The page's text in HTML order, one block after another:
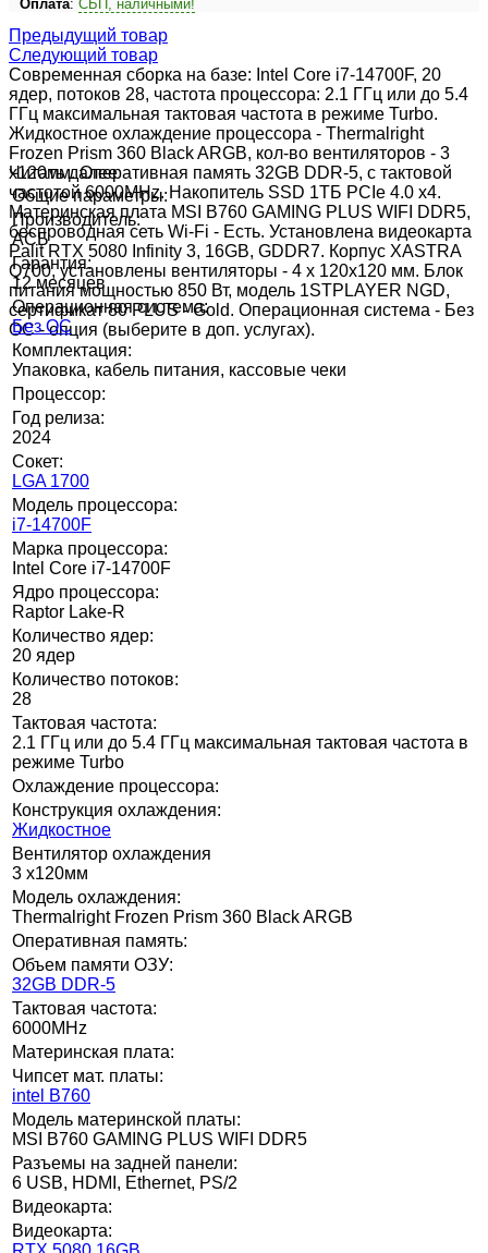
Оплата: СБП, наличными!
Предыдущий товар
Следующий товар
Современная сборка на базе: Intel Core i7-14700F, 20
ядер, потоков 28, частота процессора: 2.1 ГГц или до 5.4
ГГц максимальная тактовая частота в режиме Turbo.
Жидкостное охлаждение процессора - Thermalright
Frozen Prism 360 Black ARGB, кол-во вентиляторов - 3
x120мм. Оперативная память 32GB DDR-5, с тактовой
частотой 6000MHz. Накопитель SSD 1ТБ PCIe 4.0 x4.
Материнская плата MSI B760 GAMING PLUS WIFI DDR5,
беспроводная сеть Wi-Fi - Есть. Установлена видеокарта
Palit RTX 5080 Infinity 3, 16GB, GDDR7. Корпус XASTRA
Q700, установлены вентиляторы - 4 x 120x120 мм. Блок
питания мощностью 850 Вт, модель 1STPLAYER NGD,
сертификат 80 PLUS - Gold. Операционная система - Без
ОС - опция (выберите в доп. услугах).
Читать далее
Общие параметры:
Производитель:
АСБ
Гарантия:
12 месяцев
Операционная система:
Без ОС
Комплектация:
Упаковка, кабель питания, кассовые чеки
Процессор:
Год релиза:
2024
Сокет:
LGA 1700
Модель процессора:
i7-14700F
Марка процессора:
Intel Core i7-14700F
Ядро процессора:
Raptor Lake-R
Количество ядер:
20 ядер
Количество потоков:
28
Тактовая частота:
2.1 ГГц или до 5.4 ГГц максимальная тактовая частота в
режиме Turbo
Охлаждение процессора:
Конструкция охлаждения:
Жидкостное
Вентилятор охлаждения
3 x120мм
Модель охлаждения:
Thermalright Frozen Prism 360 Black ARGB
Оперативная память:
Объем памяти ОЗУ:
32GB DDR-5
Тактовая частота:
6000MHz
Материнская плата:
Чипсет мат. платы:
intel B760
Модель материнской платы:
MSI B760 GAMING PLUS WIFI DDR5
Разъемы на задней панели:
6 USB, HDMI, Ethernet, PS/2
Видеокарта:
Видеокарта: